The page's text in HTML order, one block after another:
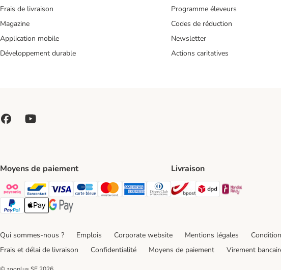
Frais de livraison
Magazine
Application mobile
Développement durable
Programme éleveurs
Codes de réduction
Newsletter
Actions caritatives
Moyens de paiement
Payconiq Payment Method
bancontact Payment Method
Visa Payment Method
carte bleue Payment Method
Master card Payment Method
American express Payment Method
Diners club Payment Method
Paypal Payment Method
Apple Pay Payment Method
Google Pay Payment Method
Livraison
Bpost Shipping Method
DPD Shipping
Mondial
Qui sommes-nous ? Emplois Corporate website Mentions légales
Frais et délai de livraison
Confidentialité Moyens de paiement Virement